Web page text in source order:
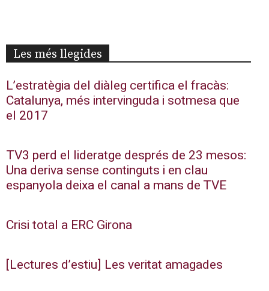
Les més llegides
L’estratègia del diàleg certifica el fracàs:
Catalunya, més intervinguda i sotmesa que
el 2017
TV3 perd el lideratge després de 23 mesos:
Una deriva sense continguts i en clau
espanyola deixa el canal a mans de TVE
Crisi total a ERC Girona
[Lectures d’estiu] Les veritat amagades